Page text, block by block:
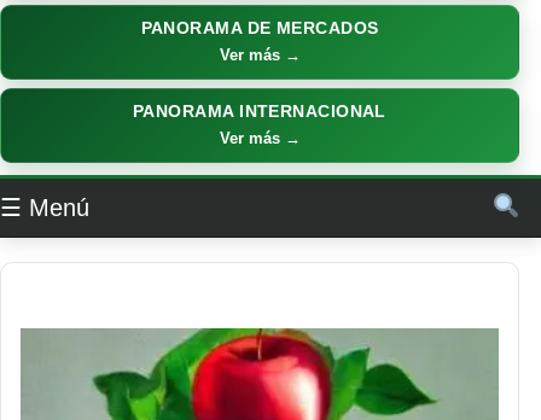
PANORAMA DE MERCADOS
Ver más →
PANORAMA INTERNACIONAL
Ver más →
☰ Menú